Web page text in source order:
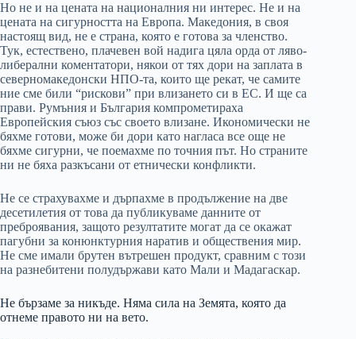
Но не и на цената на националния ни интерес. Не и на
цената на сигурността на Европа. Македония, в своя
настоящ вид, не е страна, която е готова за членство.
Тук, естествено, плачевен вой надига цяла орда от ляво-
либерални коментатори, някои от тях дори на заплата в
северномакедонски НПО-та, които ще рекат, че самите
ние сме били “рискови” при влизането си в ЕС. И ще са
прави. Румъния и България компрометираха
Европейския съюз със своето влизане. Икономически не
бяхме готови, може би дори като нагласа все още не
бяхме сигурни, че поемахме по точния път. Но страните
ни не бяха разкъсани от етнически конфликти.
Не се страхувахме и дърпахме в продължение на две
десетилетия от това да публикуваме данните от
преброявания, защото резултатите могат да се окажат
пагубни за конюнктурния наратив и обществения мир.
Не сме имали брутен вътрешен продукт, сравним с този
на разнебитени полудържави като Мали и Мадагаскар.
Не бързаме за никъде. Няма сила на Земята, която да
отнеме правото ни на вето.